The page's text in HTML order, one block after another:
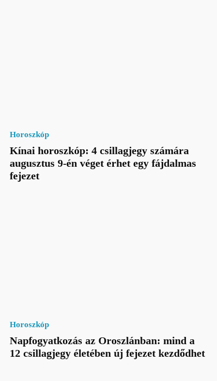
Horoszkóp
Kínai horoszkóp: 4 csillagjegy számára
augusztus 9-én véget érhet egy fájdalmas
fejezet
Horoszkóp
Napfogyatkozás az Oroszlánban: mind a
12 csillagjegy életében új fejezet kezdődhet